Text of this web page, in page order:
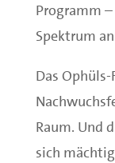
Programm
Spektrum
Das
Raum. Und
sich